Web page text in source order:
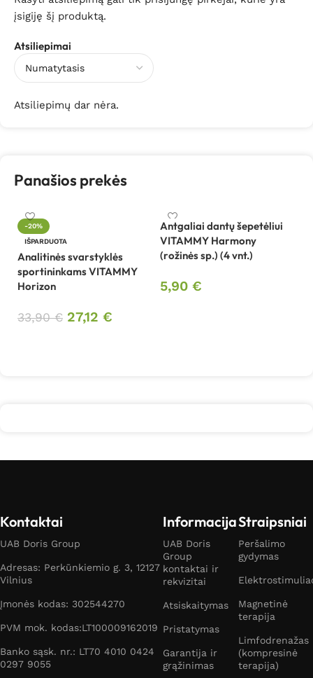
Atsiliepimai
Atsiliepimų dar nėra.
įsigiję šį produktą.
Panašios prekės
-20%
IŠPARDUOTA
Analitinės svarstyklės
sportininkams VITAMMY
Horizon
33,90€ 27,12 €
Antgaliai dantų šepetėliui
VITAMMY Harmony
(rožinės sp.) (4 vnt.)
5,90 €
Kontaktai
UAB Doris Group
Adresas: Perkūnkiemio g. 3, 12127
Vilnius
Įmonės kodas: 302544270
PVM mok. kodas:LT100009162019
Banko sąsk. nr.: LT70 4010 0424
0297 9055
Informacija
UAB Doris
Group
kontaktai ir
rekvizitai
Atsiskaitymas
Pristatymas
Garantija ir
grąžinimas
Straipsniai
Peršalimo
gydymas
Magnetinė
terapija
Limfodrenažas
(kompresinė
terapija)